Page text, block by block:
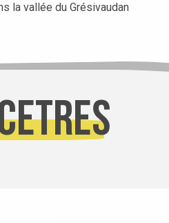
la vallée du Grésivaudan